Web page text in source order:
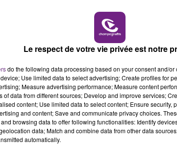
19h00 - 19h15
LA POP MACHINE -
Le respect de votre vie privée est notre
do the following data processing based on your consent and/
Use limited data to select advertising; Create profiles for
Measure advertising performance; Measure content
of data from different sources; Develop and improve services;
content; Use limited data to select content; Ensure security,
and content; Save and communicate privacy choices.
browsing data to offer following functionalities: Identify
data; Match and combine data from other data
automatically.